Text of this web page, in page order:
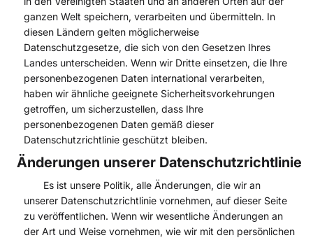
ganzen Welt speichern, verarbeiten und übermitteln. In
diesen Ländern gelten möglicherweise
Datenschutzgesetze, die sich von den Gesetzen Ihres
Landes unterscheiden. Wenn wir Dritte einsetzen, die Ihre
personenbezogenen Daten international verarbeiten,
haben wir ähnliche geeignete Sicherheitsvorkehrungen
getroffen, um sicherzustellen, dass Ihre
personenbezogenen Daten gemäß dieser
Datenschutzrichtlinie geschützt bleiben.
Änderungen unserer Datenschutzrichtlinie
Es ist unsere Politik, alle Änderungen, die wir an
unserer Datenschutzrichtlinie vornehmen, auf dieser Seite
zu veröffentlichen. Wenn wir wesentliche Änderungen an
der Art und Weise vornehmen, wie wir mit den persönlichen